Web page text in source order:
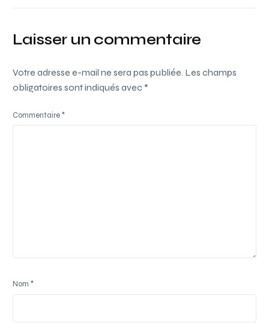
Laisser un commentaire
Votre adresse e-mail ne sera pas publiée. Les champs
obligatoires sont indiqués avec *
Commentaire*
Nom*